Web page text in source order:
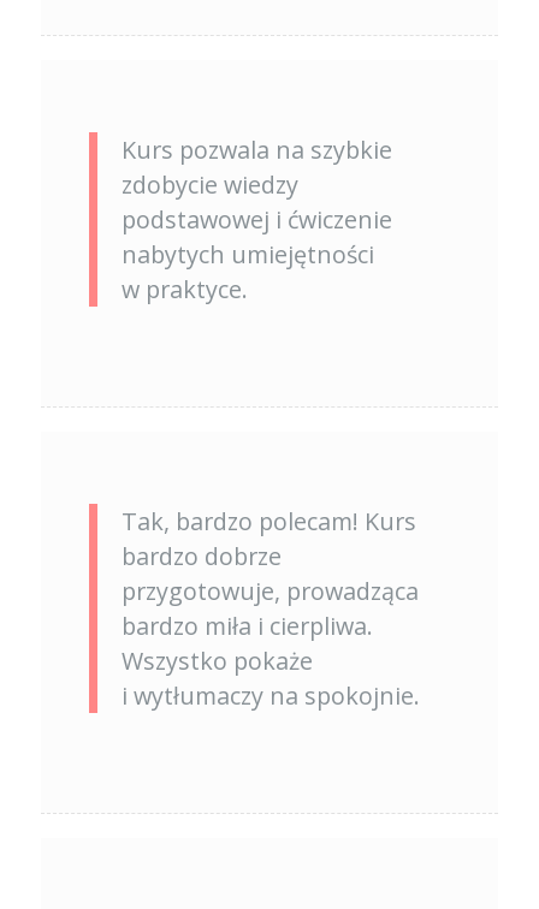
Kurs pozwala na szybkie
zdobycie wiedzy
podstawowej i ćwiczenie
nabytych umiejętności
w praktyce.
Tak, bardzo polecam! Kurs
bardzo dobrze
przygotowuje, prowadząca
bardzo miła i cierpliwa.
Wszystko pokaże
i wytłumaczy na spokojnie.